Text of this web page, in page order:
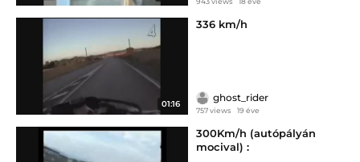
01:16
336 km/h
ghost_rider
757 views 19 éve
300Km/h (autópályán
mocival) :